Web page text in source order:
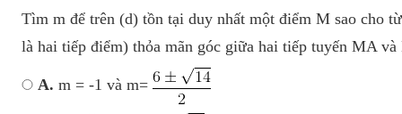
Tìm m để trên (d) tồn tại duy nhất một điểm M sao
là hai tiếp điểm) thỏa mãn góc giữa hai tiếp tuyến MA
A. m = -1 và m=